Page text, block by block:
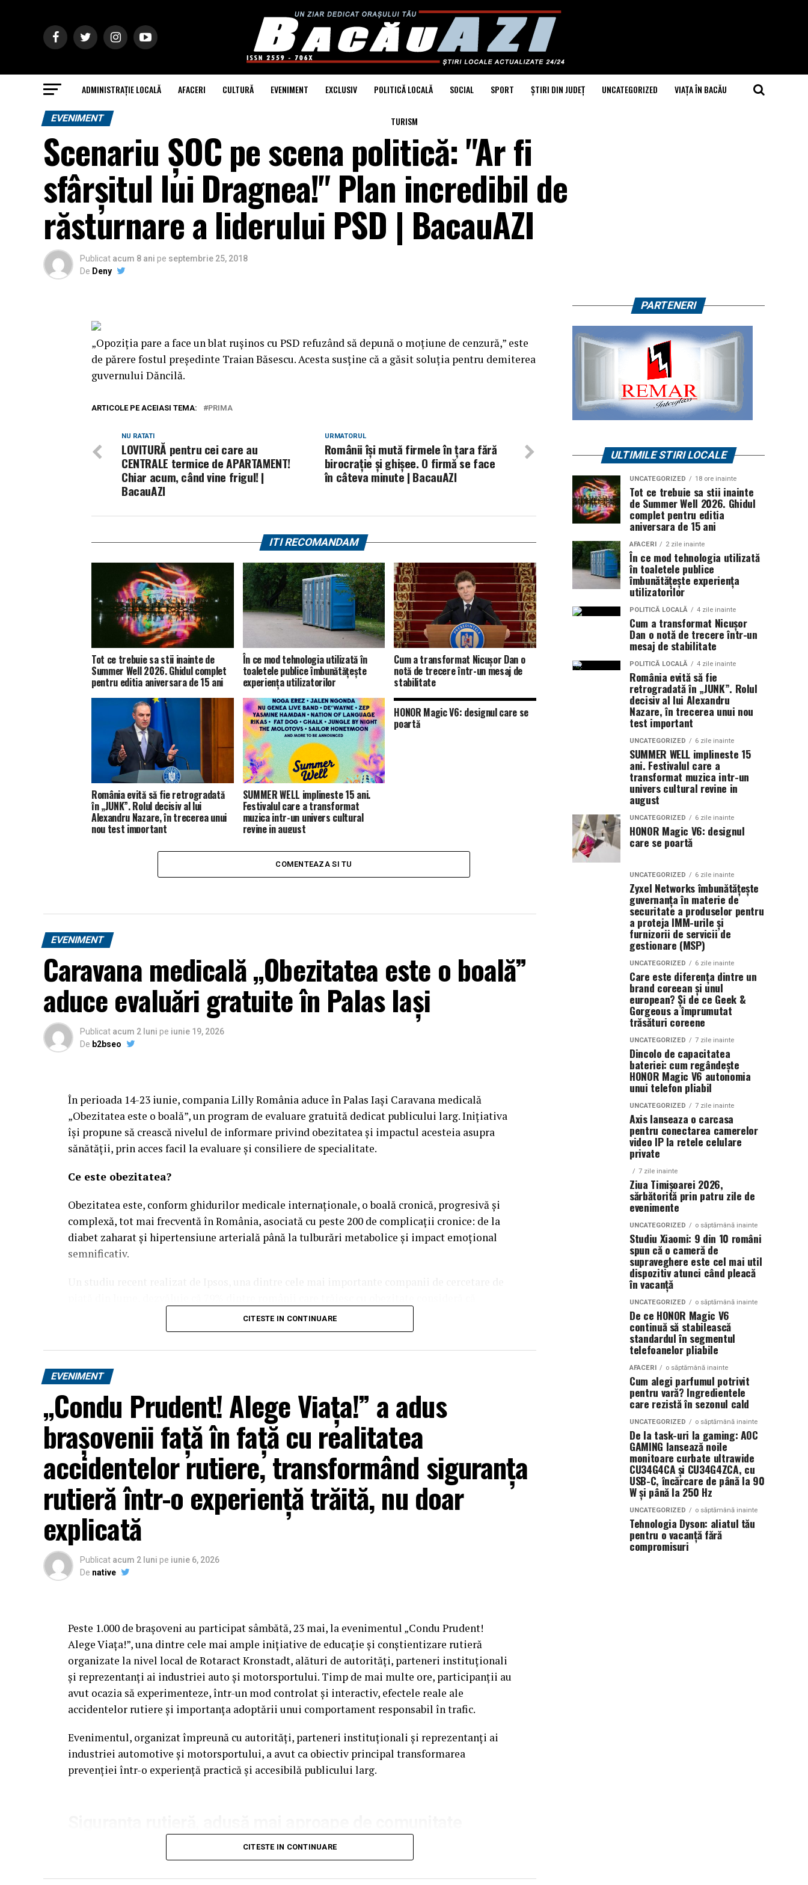
ADMINISTRAȚIE LOCALĂ AFACERI CULTURĂ EVENIMENT EXCLUSIV POLITICĂ LOCALĂ SOCIAL SPORT ȘTIRI DIN JUDEȚ UNCATEGORIZED VIAȚA ÎN BACĂU
TURISM
EVENIMENT
Scenariu ȘOC pe scena politică: "Ar fi
sfârşitul lui Dragnea!" Plan incredibil de
răsturnare a liderului PSD | BacauAZI
Publicat acum 8 ani pe septembrie 25, 2018
De Deny
„Opoziţia pare a face un blat ruşinos cu PSD refuzând să depună o moţiune de cenzură,” este
de părere fostul președinte Traian Băsescu. Acesta susține că a găsit soluția pentru demiterea
guvernului Dăncilă.
ARTICOLE PE ACEIASI TEMA: PRIMA
URMATORUL
Românii îşi mută firmele în ţara fără
birocraţie şi ghişee. O firmă se face
în câteva minute | BacauAZI
NU RATATI
LOVITURĂ pentru cei care au
CENTRALE termice de APARTAMENT!
Chiar acum, când vine frigul! |
BacauAZI
ITI RECOMANDAM
Tot ce trebuie sa stii inainte de
Summer Well 2026. Ghidul complet
pentru editia aniversara de 15 ani
În ce mod tehnologia utilizată în
toaletele publice îmbunătățește
experiența utilizatorilor
Cum a transformat Nicușor Dan o
notă de trecere într-un mesaj de
stabilitate
România evită să fie retrogradată
în „JUNK”. Rolul decisiv al lui
Alexandru Nazare, în trecerea unui
nou test important
SUMMER WELL implineste 15 ani.
Festivalul care a transformat
muzica intr-un univers cultural
revine in august
HONOR Magic V6: designul care se
poartă
COMENTEAZA SI TU
EVENIMENT
Caravana medicală „Obezitatea este o boală”
aduce evaluări gratuite în Palas Iași
Publicat acum 2 luni pe iunie 19, 2026
De b2bseo
În perioada 14-23 iunie, compania Lilly România aduce în Palas Iași Caravana medicală
„Obezitatea este o boală”, un program de evaluare gratuită dedicat publicului larg. Inițiativa
își propune să crească nivelul de informare privind obezitatea și impactul acesteia asupra
sănătății, prin acces facil la evaluare și consiliere de specialitate.
Ce este obezitatea?
Obezitatea este, conform ghidurilor medicale internaționale, o boală cronică, progresivă și
complexă, tot mai frecventă în România, asociată cu peste 200 de complicații cronice: de la
diabet zaharat și hipertensiune arterială până la tulburări metabolice și impact emoțional
semnificativ.
afecțiunea lor „se poate preveni prin alegeri personale” – cea mai mare cifră din toate țările
studiate și cu mult peste media globală de 66%. Această cifră subliniază nevoia de a înțelege
că, dincolo de stilul de viață, există o rezistență biologică ce face procesul de slăbire dificil
Cum știu dacă am obezitate? Rolul IMC și al evaluării medicale
Deși Indicele de Masă Corporală (IMC) este utilizat frecvent pentru clasificarea
obezității, acest indicator nu spune întreaga poveste. Medicul poate lua în considerare
raportul talie–înălțime, impactul asupra sănătății, calitatea vieții, prezența complicațiilor și
altele. Interesant este faptul că doar 20% dintre românii care trăiesc cu obezitate se declară
mai cunoscute fiind diabetul de tip 2 (66%) și problemele cardiovasculare (64%). Evaluarea
medicală la momentul potrivit poate preveni aceste complicații.
CITESTE IN CONTINUARE
EVENIMENT
„Condu Prudent! Alege Viața!” a adus
brașovenii față în față cu realitatea
accidentelor rutiere, transformând siguranța
rutieră într-o experiență trăită, nu doar
explicată
Publicat acum 2 luni pe iunie 6, 2026
De native
Peste 1.000 de brașoveni au participat sâmbătă, 23 mai, la evenimentul „Condu Prudent!
Alege Viața!”, una dintre cele mai ample inițiative de educație și conștientizare rutieră
organizate la nivel local de Rotaract Kronstadt, alături de autorități, parteneri instituționali
și reprezentanți ai industriei auto și motorsportului. Timp de mai multe ore, participanții au
avut ocazia să experimenteze, într-un mod controlat și interactiv, efectele reale ale
accidentelor rutiere și importanța adoptării unui comportament responsabil în trafic.
Evenimentul, organizat împreună cu autorități, parteneri instituționali și reprezentanți ai
industriei automotive și motorsportului, a avut ca obiectiv principal transformarea
prevenției într-o experiență practică și accesibilă publicului larg.
Datele privind accidentele rutiere din România continuă să evidențieze necesitatea unor
inițiative de educație și prevenție. În 2025, peste 3.000 de persoane au fost rănite grav în
accidente rutiere, iar mai mult de 1.300 și-au pierdut viața pe șoselele din țară.
CITESTE IN CONTINUARE
PARTENERI
ULTIMILE STIRI LOCALE
UNCATEGORIZED 18 ore inainte
Tot ce trebuie sa stii inainte
de Summer Well 2026. Ghidul
complet pentru editia
aniversara de 15 ani
AFACERI 2 zile inainte
În ce mod tehnologia utilizată
în toaletele publice
îmbunătățește experiența
utilizatorilor
POLITICĂ LOCALĂ 4 zile inainte
Cum a transformat Nicușor
Dan o notă de trecere într-un
mesaj de stabilitate
POLITICĂ LOCALĂ 4 zile inainte
România evită să fie
retrogradată în „JUNK”. Rolul
decisiv al lui Alexandru
Nazare, în trecerea unui nou
test important
UNCATEGORIZED 6 zile inainte
SUMMER WELL implineste 15
ani. Festivalul care a
transformat muzica intr-un
univers cultural revine in
august
UNCATEGORIZED 6 zile inainte
HONOR Magic V6: designul
care se poartă
UNCATEGORIZED 6 zile inainte
Zyxel Networks îmbunătățește
guvernanța în materie de
securitate a produselor pentru
a proteja IMM-urile și
furnizorii de servicii de
gestionare (MSP)
UNCATEGORIZED 6 zile inainte
Care este diferența dintre un
brand coreean și unul
european? Și de ce Geek &
Gorgeous a împrumutat
trăsături coreene
UNCATEGORIZED 7 zile inainte
Dincolo de capacitatea
bateriei: cum regândește
HONOR Magic V6 autonomia
unui telefon pliabil
UNCATEGORIZED 7 zile inainte
Axis lanseaza o carcasa
pentru conectarea camerelor
video IP la retele celulare
private
7 zile inainte
Ziua Timișoarei 2026,
sărbătorită prin patru zile de
evenimente
UNCATEGORIZED o săptămână inainte
Studiu Xiaomi: 9 din 10 români
spun că o cameră de
supraveghere este cel mai util
dispozitiv atunci când pleacă
în vacanță
UNCATEGORIZED o săptămână inainte
De ce HONOR Magic V6
continuă să stabilească
standardul în segmentul
telefoanelor pliabile
AFACERI o săptămână inainte
Cum alegi parfumul potrivit
pentru vară? Ingredientele
care rezistă în sezonul cald
UNCATEGORIZED o săptămână inainte
De la task-uri la gaming: AOC
GAMING lansează noile
monitoare curbate ultrawide
CU34G4CA și CU34G4ZCA, cu
USB-C, încărcare de până la 90
W și până la 250 Hz
UNCATEGORIZED o săptămână inainte
Tehnologia Dyson: aliatul tău
pentru o vacanță fără
compromisuri